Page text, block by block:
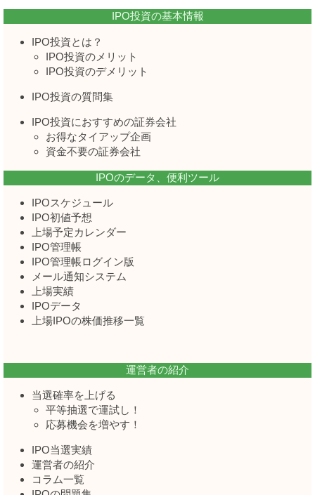
IPO投資の基本情報
IPO投資とは？
IPO投資のメリット
IPO投資のデメリット
IPO投資の質問集
IPO投資におすすめの証券会社
お得なタイアップ企画
資金不要の証券会社
IPOのデータ、便利ツール
IPOスケジュール
IPO初値予想
上場予定カレンダー
IPO管理帳
IPO管理帳ログイン版
メール通知システム
上場実績
IPOデータ
上場IPOの株価推移一覧
運営者の紹介
当選確率を上げる
平等抽選で運試し！
応募機会を増やす！
IPO当選実績
運営者の紹介
コラム一覧